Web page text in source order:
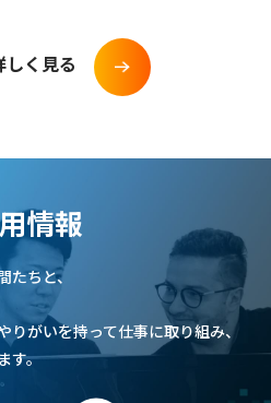
しく見る
情報
たちと、
りがいを持って仕事に取り組み、
す。